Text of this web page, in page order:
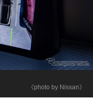
《photo by Nissan》